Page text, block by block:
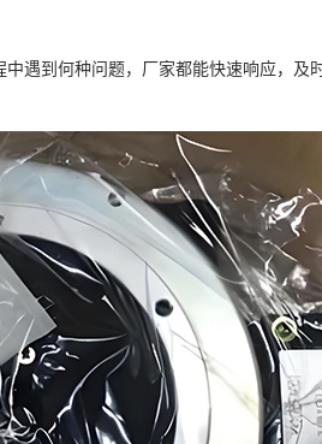
遇到何种问题，厂家都能快速响应，及